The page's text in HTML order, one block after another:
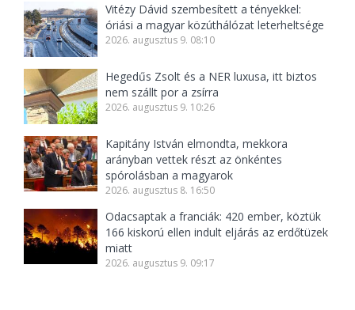
Vitézy Dávid szembesített a tényekkel:
óriási a magyar közúthálózat leterheltsége
2026. augusztus 9. 08:10
Hegedűs Zsolt és a NER luxusa, itt biztos
nem szállt por a zsírra
2026. augusztus 9. 10:26
Kapitány István elmondta, mekkora
arányban vettek részt az önkéntes
spórolásban a magyarok
2026. augusztus 8. 16:50
Odacsaptak a franciák: 420 ember, köztük
166 kiskorú ellen indult eljárás az erdőtüzek
miatt
2026. augusztus 9. 09:17